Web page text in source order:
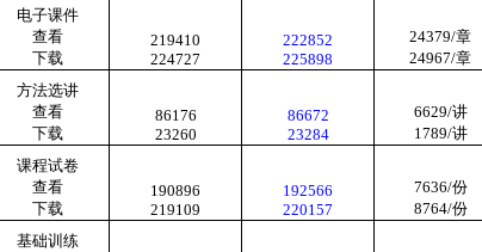
电子课件
查看
下载
219410
224727
222852
225898
24379/章
24967/章
方法选讲
查看
下载
86176
23260
86672
23284
6629/讲
1789/讲
课程试卷
查看
下载
190896
219109
192566
220157
7636/份
8764/份
基础训练